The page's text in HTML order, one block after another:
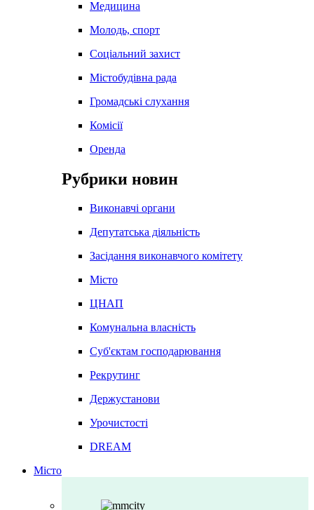
Медицина
Молодь, спорт
Соціальний захист
Містобудівна рада
Громадські слухання
Комісії
Оренда
Рубрики новин
Виконавчі органи
Депутатська діяльність
Засідання виконавчого комітету
Місто
ЦНАП
Комунальна власність
Суб'єктам господарювання
Рекрутинг
Держустанови
Урочистості
DREAM
Місто